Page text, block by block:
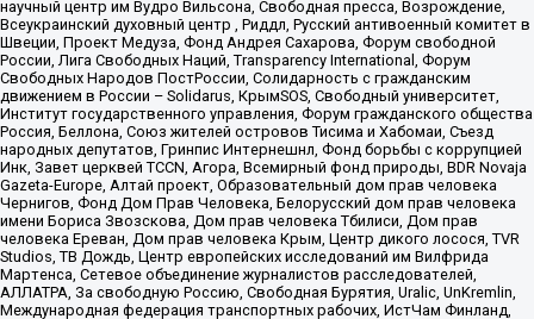
научный центр им Вудро Вильсона, Свободная пресса, Возрождение,
Всеукраинский духовный центр , Риддл, Русский антивоенный комитет в
Швеции, Проект Медуза, Фонд Андрея Сахарова, Форум свободной
России, Лига Свободных Наций, Transparеncy International, Форум
Свободных Народов ПостРоссии, Солидарность с гражданским
движением в России – Solidarus, КрымSOS, Свободный университет,
Институт государственного управления, Форум гражданского общества
Россия, Беллона, Союз жителей островов Тисима и Хабомаи, Съезд
народных депутатов, Гринпис Интернешнл, Фонд борьбы с коррупцией
Инк, Завет церквей TCCN, Агора, Всемирный фонд природы, BDR Novaja
Gazeta-Europe, Алтай проект, Образовательный дом прав человека
Чернигов, Фонд Дом Прав Человека, Белорусский дом прав человека
имени Бориса Звозскова, Дом прав человека Тбилиси, Дом прав
человека Ереван, Дом прав человека Крым, Центр дикого лосося, TVR
Studios, ТВ Дождь, Центр европейских исследований им Вилфрида
Мартенса, Сетевое объединение журналистов расследователей,
АЛЛАТРА, За свободную Россию, Свободная Бурятия, Uralic, UnKremlin,
Международная федерация транспортных рабочих, ИстЧам Финланд,